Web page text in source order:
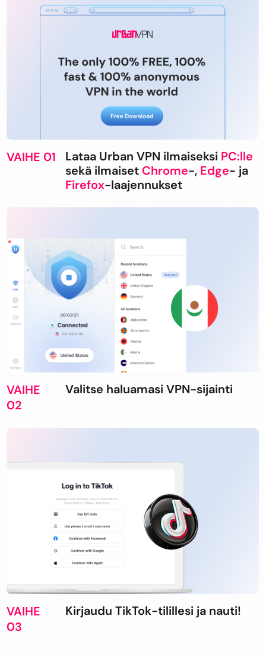
VAIHE 01 Lataa Urban VPN ilmaiseksi PC:lle
sekä ilmaiset Chrome-, Edge- ja
Firefox-laajennukset
VAIHE
02
Valitse haluamasi VPN-sijainti
VAIHE
03
Kirjaudu TikTok-tilillesi ja nauti!